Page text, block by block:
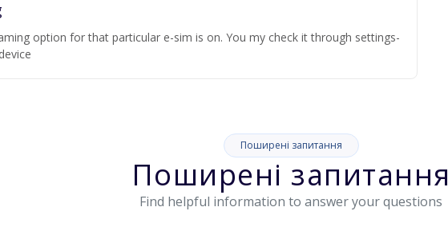
option for that particular e-sim is on. You my check it through settings-
Поширені запитання
Поширені запитання
Find helpful information to answer your questions